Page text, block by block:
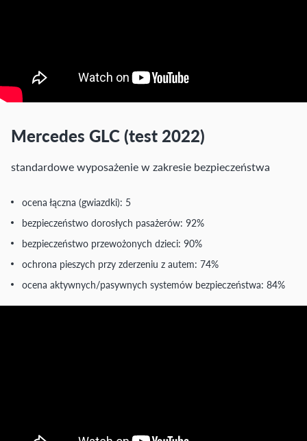
Mercedes GLC (test 2022)
standardowe wyposażenie w zakresie bezpieczeństwa
ocena łączna (gwiazdki): 5
bezpieczeństwo dorosłych pasażerów: 92%
bezpieczeństwo przewożonych dzieci: 90%
ochrona pieszych przy zderzeniu z autem: 74%
ocena aktywnych/pasywnych systemów bezpieczeństwa: 84%